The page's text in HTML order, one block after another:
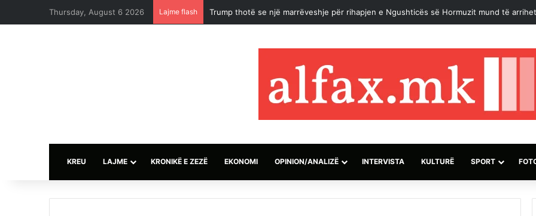
Thursday, August 6 2026 Lajme flash Projekt i ri në Londër: Qendër islame 13-katëshe për komunitetin mysliman shqiptar
KREU LAJME KRONIKË E ZEZË EKONOMI OPINION/ANALIZË INTERVISTA KULTURË SPORT